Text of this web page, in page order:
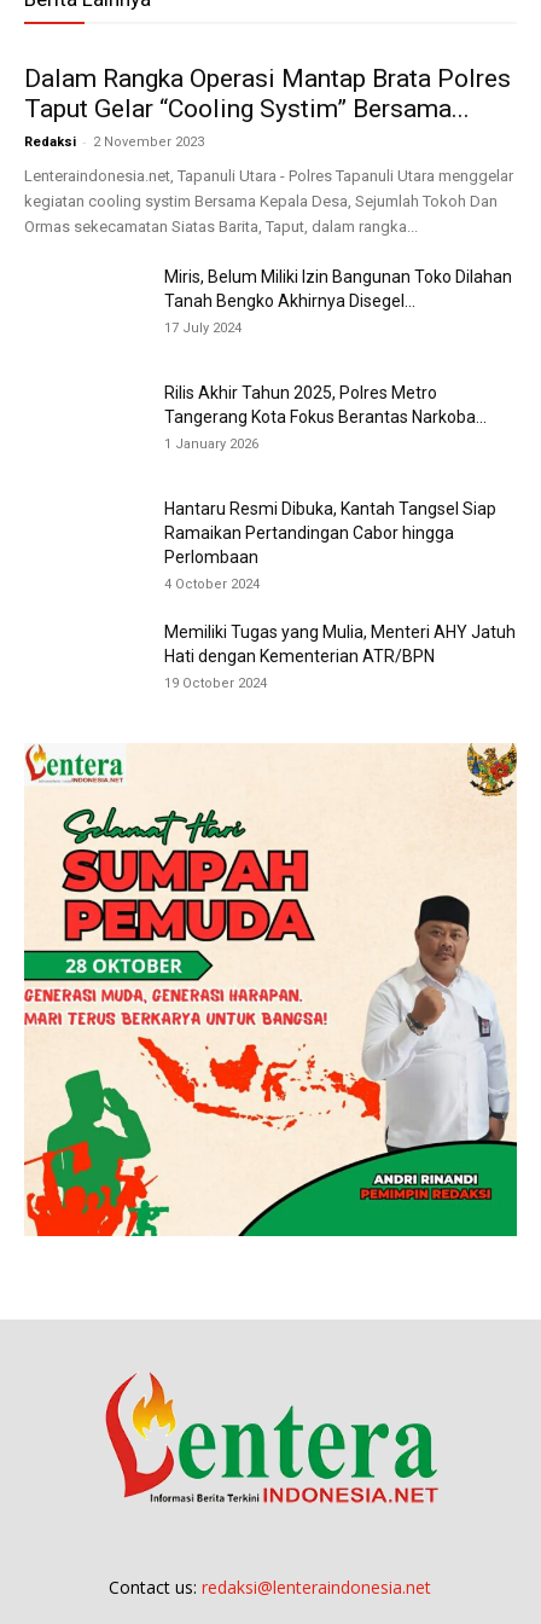
Dalam Rangka Operasi Mantap Brata Polres
Taput Gelar “Cooling Systim” Bersama...
Redaksi - 2 November 2023
Lenteraindonesia.net, Tapanuli Utara - Polres Tapanuli Utara menggelar
kegiatan cooling systim Bersama Kepala Desa, Sejumlah Tokoh Dan
Ormas sekecamatan Siatas Barita, Taput, dalam rangka...
Miris, Belum Miliki Izin Bangunan Toko Dilahan
Tanah Bengko Akhirnya Disegel...
17 July 2024
Rilis Akhir Tahun 2025, Polres Metro
Tangerang Kota Fokus Berantas Narkoba...
1 January 2026
Hantaru Resmi Dibuka, Kantah Tangsel Siap
Ramaikan Pertandingan Cabor hingga
Perlombaan
4 October 2024
Memiliki Tugas yang Mulia, Menteri AHY Jatuh
Hati dengan Kementerian ATR/BPN
19 October 2024
Contact us:redaksi@lenteraindonesia.net